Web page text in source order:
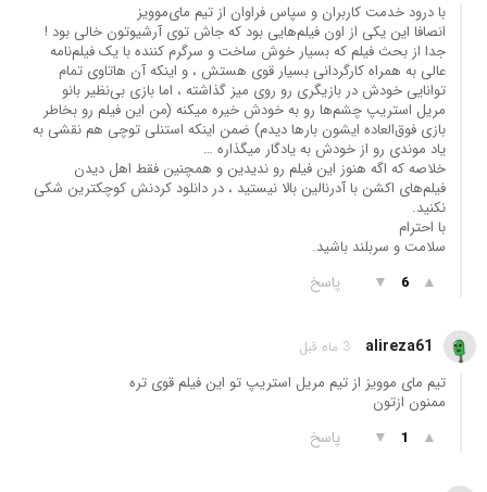
با درود خدمت کاربران و سپاس فراوان از تیم مای‌موویز
انصافا این یکی از اون فیلم‌هایی بود که جاش توی آرشیوتون خالی بود !
جدا از بحث فیلم که بسیار خوش ساخت و سرگرم کننده با یک فیلم‌نامه
عالی به همراه کارگردانی بسیار قوی هستش ، و اینکه آن هاتاوی تمام
توانایی خودش در بازیگری رو روی میز گذاشته ، اما بازی بی‌نظیر بانو
مریل استریپ چشم‌ها رو به خودش خیره میکنه (من این فیلم رو بخاطر
بازی فوق‌العاده ایشون بارها دیدم) ضمن اینکه استنلی توچی هم نقشی به
یاد موندی رو از خودش به یادگار میگذاره …
خلاصه که اگه هنوز این فیلم رو ندیدین و همچنین فقط اهل دیدن
فیلم‌های اکشن با آدرنالین بالا نیستید ، در دانلود کردنش کوچکترین شکی
نکنید.
با احترام
سلامت و سربلند باشید.
▲
6
▼ پاسخ
alireza61 3 ماه قبل
تیم مای موویز از تیم مریل استریپ تو این فیلم قوی تره
ممنون ازتون
▲
1
▼ پاسخ